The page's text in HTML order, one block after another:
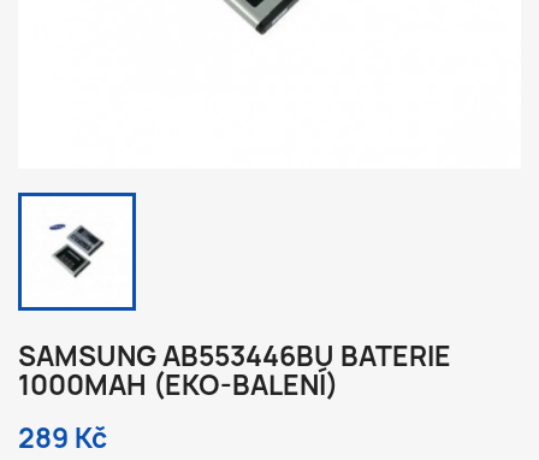
SAMSUNG AB553446BU BATERIE
1000MAH (EKO-BALENÍ)
289 Kč